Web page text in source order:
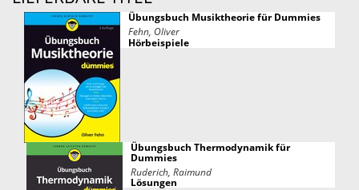
Übungsbuch Musiktheorie für Dummies
Fehn, Oliver
Hörbeispiele
Übungsbuch Thermodynamik für
Dummies
Ruderich, Raimund
Lösungen